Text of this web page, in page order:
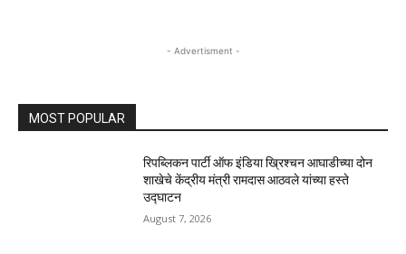
- Advertisment -
MOST POPULAR
रिपब्लिकन पार्टी ऑफ इंडिया ख्रिश्चन आघाडीच्या दोन
शाखेचे केंद्रीय मंत्री रामदास आठवले यांच्या हस्ते
उद्घाटन
August 7, 2026